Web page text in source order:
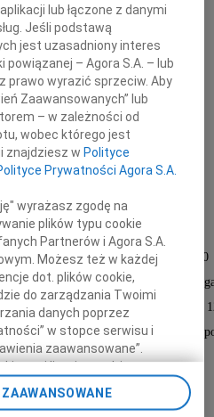
Piaseczyńska
z domu Ciećwirek
Nabożeństwo żałobne odbędzie się
19 grudnia 2009 roku o godzinie 11.00
pw. MB Pocieszenia przy ulicy
pogrzebowe rozpoczną się o godzinie
parafialnym przy ulicy Smętnej na
Pogrążeni w smutku
lub łączone z danymi
Jeśli podstawą
jest uzasadniony interes
powiązanej – Agora S.A. – lub
prawo wyrazić sprzeciw. Aby
Zaawansowanych” lub
– w zależności od
wobec którego jest
znajdziesz w Polityce
Prywatności Agora S.A.
wyrażasz zgodę na
plików typu cookie
Partnerów i Agora S.A.
Możesz też w każdej
dot. plików cookie,
do zarządzania Twoimi
danych poprzez
w stopce serwisu i
zaawansowane”.
możliwa jest także za